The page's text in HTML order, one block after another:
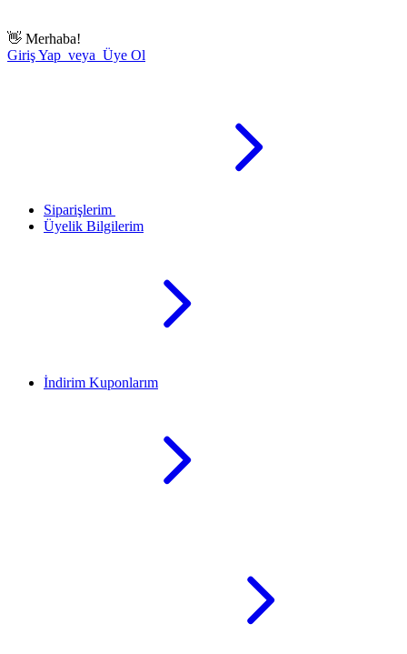
👋 Merhaba!
Giriş Yap veya Üye Ol
Siparişlerim
Üyelik Bilgilerim
İndirim Kuponlarım